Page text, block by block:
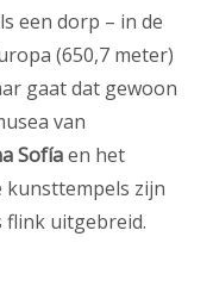
een dorp – in de
(650,7 meter)
gaat dat gewoon
van
Sofíaen het
kunsttempels zijn
flink uitgebreid.